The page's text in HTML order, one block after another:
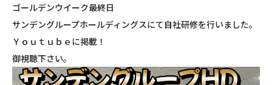
ゴールデンウイーク最終日
サンデングループホールディングスにて自社研修を行いました。
Ｙｏｕｔｕｂｅに掲載！
御視聴下さい。